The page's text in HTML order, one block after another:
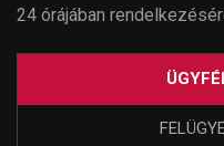
24 órájában